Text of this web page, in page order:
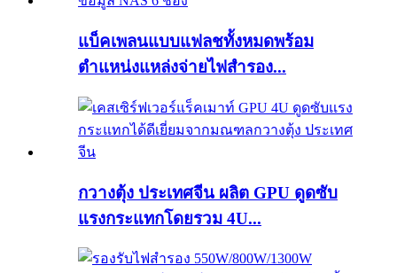
แบ็คเพลนแบบแฟลชทั้งหมดพร้อม
ตำแหน่งแหล่งจ่ายไฟสำรอง...
กวางตุ้ง ประเทศจีน ผลิต GPU ดูดซับ
แรงกระแทกโดยรวม 4U...